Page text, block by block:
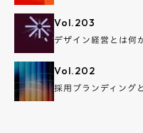
Vol.203
デザイン経営とは何
Vol.202
採用ブランディング